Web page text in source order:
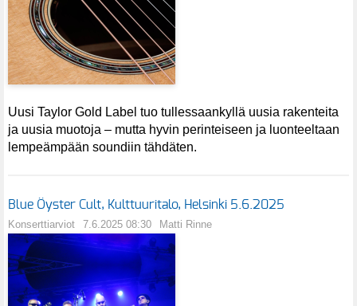
Uusi Taylor Gold Label tuo tullessaankyllä uusia rakenteita
ja uusia muotoja – mutta hyvin perinteiseen ja luonteeltaan
lempeämpään soundiin tähdäten.
Blue Öyster Cult, Kulttuuritalo, Helsinki 5.6.2025
Konserttiarviot 7.6.2025 08:30 Matti Rinne